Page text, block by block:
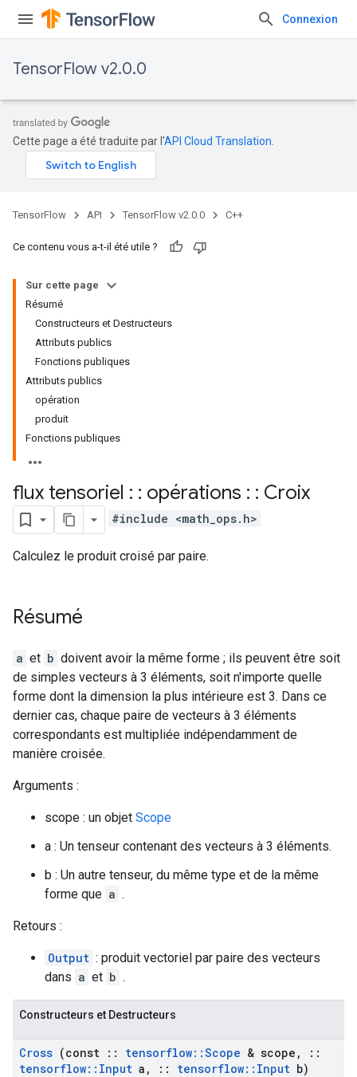
Connexion
TensorFlow v2.0.0
Cette page a été traduite par l'API Cloud Translation
TensorFlow API TensorFlow v2.0.0 C++
Ce contenu vous a-t-il été utile ?
Sur cette page
Résumé
Constructeurs et Destructeurs
Attributs publics
Fonctions publiques
Attributs publics
opération
produit
Fonctions publiques
flux tensoriel : : opérations : : Croix
#include <math_ops.h>
Calculez le produit croisé par paire.
Résumé
a et b doivent avoir la même forme ; ils peuvent être soit
de simples vecteurs à 3 éléments, soit n'importe quelle
forme dont la dimension la plus intérieure est 3. Dans ce
dernier cas, chaque paire de vecteurs à 3 éléments
correspondants est multipliée indépendamment de
manière croisée.
Arguments :
scope : un objet Scope
a : Un tenseur contenant des vecteurs à 3 éléments.
b : Un autre tenseur, du même type et de la même
forme que a .
Retours :
Output : produit vectoriel par paire des vecteurs
dans a et b .
Constructeurs et Destructeurs
Cross (const :: tensorflow::Scope & scope ,
::
tensorflow:: Input a , :: tensorflow:: Input b)